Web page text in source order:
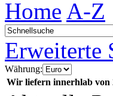
Home A-Z
Erweiterte
Währung:
Wir liefern innerhlab von